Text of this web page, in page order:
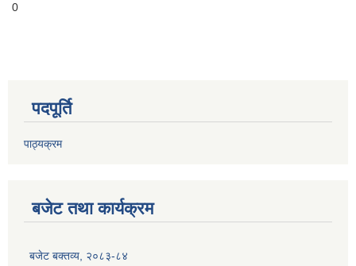
0
पदपूर्ति
पाठ्यक्रम
बजेट तथा कार्यक्रम
बजेट बक्तव्य, २०८३-८४